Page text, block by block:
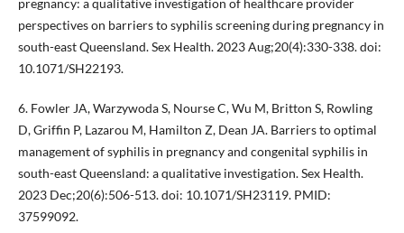
perspectives on barriers to syphilis screening during pregnancy in
south-east Queensland. Sex Health. 2023 Aug;20(4):330-338. doi:
10.1071/SH22193.
6. Fowler JA, Warzywoda S, Nourse C, Wu M, Britton S, Rowling
D, Griffin P, Lazarou M, Hamilton Z, Dean JA. Barriers to optimal
management of syphilis in pregnancy and congenital syphilis in
south-east Queensland: a qualitative investigation. Sex Health.
2023 Dec;20(6):506-513. doi: 10.1071/SH23119. PMID:
37599092.